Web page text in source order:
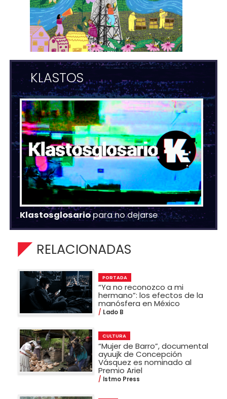
KLASTOS
Klastosglosariopara no dejarse
RELACIONADAS
PORTADA
“Ya no reconozco a mi
hermano”: los efectos de la
manósfera en México
Lado B
CULTURA
“Mujer de Barro”, documental
ayuujk de Concepción
Vásquez es nominado al
Premio Ariel
Istmo Press